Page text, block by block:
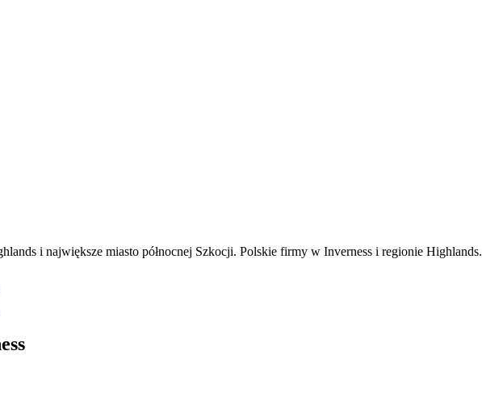
i największe miasto północnej Szkocji. Polskie firmy w Inverness i regionie Highlands.